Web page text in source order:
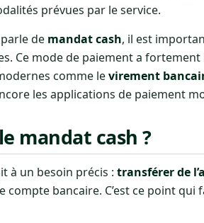
prévues par le service.
de mandat cash, il est
Ce mode de paiement a
comme levirement
les applications de paiement
mandat cash ?
à un besoin précis : transférer de
compte bancaire. C’est ce point